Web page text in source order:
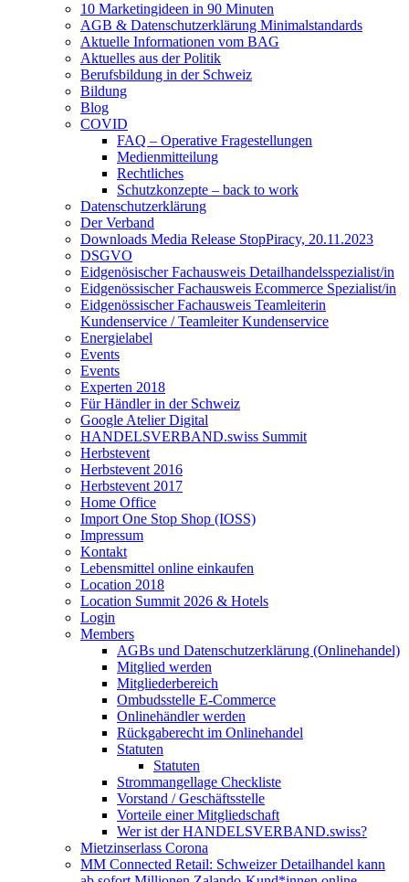
10 Marketingideen in 90 Minuten
AGB & Datenschutzerklärung Minimalstandards
Aktuelle Informationen vom BAG
Aktuelles aus der Politik
Berufsbildung in der Schweiz
Bildung
Blog
COVID
FAQ – Operative Fragestellungen
Medienmitteilung
Rechtliches
Schutzkonzepte – back to work
Datenschutzerklärung
Der Verband
Downloads Media Release StopPiracy, 20.11.2023
DSGVO
Eidgenösischer Fachausweis Detailhandelsspezialist/in
Eidgenössischer Fachausweis Ecommerce Spezialist/in
Eidgenössischer Fachausweis Teamleiterin
Kundenservice / Teamleiter Kundenservice
Energielabel
Events
Events
Experten 2018
Für Händler in der Schweiz
Google Atelier Digital
HANDELSVERBAND.swiss Summit
Herbstevent
Herbstevent 2016
Herbstevent 2017
Home Office
Import One Stop Shop (IOSS)
Impressum
Kontakt
Lebensmittel online einkaufen
Location 2018
Location Summit 2026 & Hotels
Login
Members
AGBs und Datenschutzerklärung (Onlinehandel)
Mitglied werden
Mitgliederbereich
Ombudsstelle E-Commerce
Onlinehändler werden
Rückgaberecht im Onlinehandel
Statuten
Statuten
Strommangellage Checkliste
Vorstand / Geschäftsstelle
Vorteile einer Mitgliedschaft
Wer ist der HANDELSVERBAND.swiss?
Mietzinserlass Corona
MM Connected Retail: Schweizer Detailhandel kann